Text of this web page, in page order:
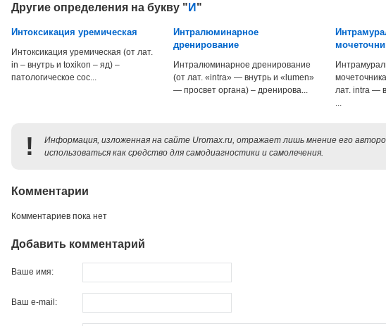
Другие определения на букву " И "
Интоксикация уремическая
Интоксикация уремическая (от лат.
in – внутрь и toxikon – яд) –
патологическое сос...
Интралюминарное
дренирование
Интралюминарное дренирование
(от лат. «intra» — внутрь и «lumen»
— просвет органа) – дренирова...
лат. intra —
...
!
Информация, изложенная на сайте Uromax.ru, отражает лишь мнение его
использоваться как средство для самодиагностики и самолечения.
Комментарии
Комментариев пока нет
Добавить комментарий
Ваше имя:
Ваш e-mail: